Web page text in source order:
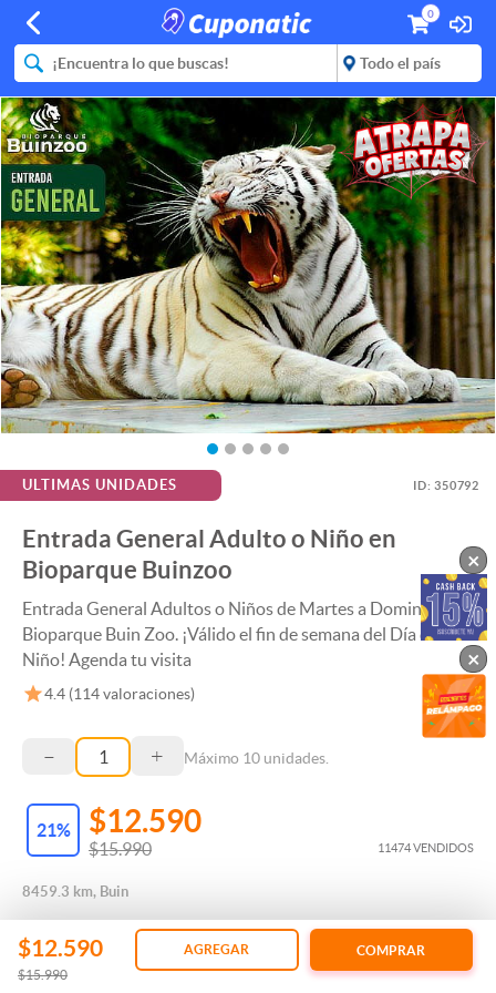
0
ULTIMAS UNIDADES ID:350792
Entrada General Adulto o Niño en
Bioparque Buinzoo
Entrada General Adultos o Niños de Martes a Domingo en
Bioparque Buin Zoo. ¡Válido el fin de semana del Día del
Niño! Agenda tu visita
4.4 (114 valoraciones)
– + Máximo 10 unidades.
21% $12.590
$15.990 11474 VENDIDOS
8459.3 km, Buin
$12.590
$15.990
AGREGAR COMPRAR
×
×